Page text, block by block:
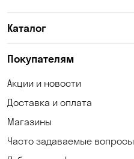
Каталог
Покупателям
Акции и новости
Доставка и оплата
Магазины
Часто задаваемые вопросы